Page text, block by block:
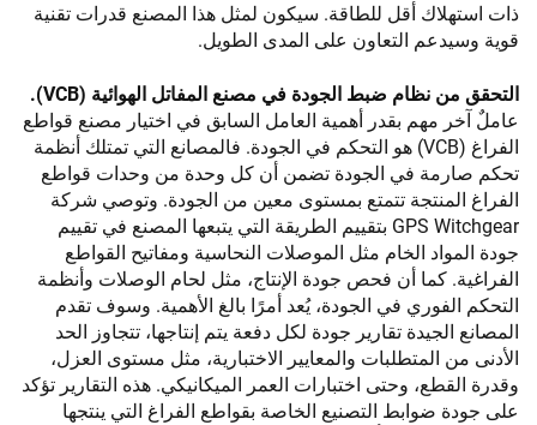
ذات استهلاك أقل للطاقة. سيكون لمثل هذا المصنع قدرات تقنية
قوية وسيدعم التعاون على المدى الطويل.
التحقق من نظام ضبط الجودة في مصنع المفاتل الهوائية (VCB).
عاملٌ آخر مهم بقدر أهمية العامل السابق في اختيار مصنع قواطع
الفراغ (VCB) هو التحكم في الجودة. فالمصانع التي تمتلك أنظمة
تحكم صارمة في الجودة تضمن أن كل وحدة من وحدات قواطع
الفراغ المنتجة تتمتع بمستوى معين من الجودة. وتوصي شركة
GPS Witchgear بتقييم الطريقة التي يتبعها المصنع في تقييم
جودة المواد الخام مثل الموصلات النحاسية ومفاتيح القواطع
الفراغية. كما أن فحص جودة الإنتاج، مثل لحام الوصلات وأنظمة
التحكم الفوري في الجودة، يُعد أمرًا بالغ الأهمية. وسوف تقدم
المصانع الجيدة تقارير جودة لكل دفعة يتم إنتاجها، تتجاوز الحد
الأدنى من المتطلبات والمعايير الاختبارية، مثل مستوى العزل،
وقدرة القطع، وحتى اختبارات العمر الميكانيكي. هذه التقارير تؤكد
على جودة ضوابط التصنيع الخاصة بقواطع الفراغ التي ينتجها